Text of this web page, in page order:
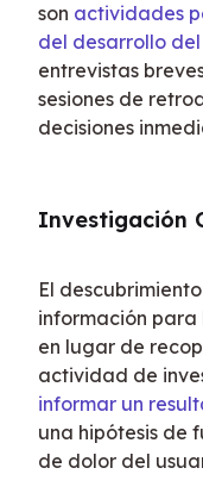
son actividades
del desarrollo
entrevistas
sesiones de
decisiones
Investigación
El
información
en lugar de
informar un
una hipótesis de
de dolor del